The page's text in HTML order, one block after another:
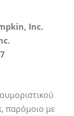
Inc.
παρόμοιο με